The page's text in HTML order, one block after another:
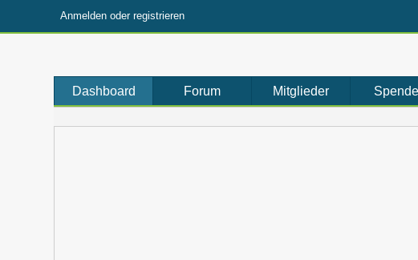
Anmelden oder registrieren
Dashboard Forum Mitglieder